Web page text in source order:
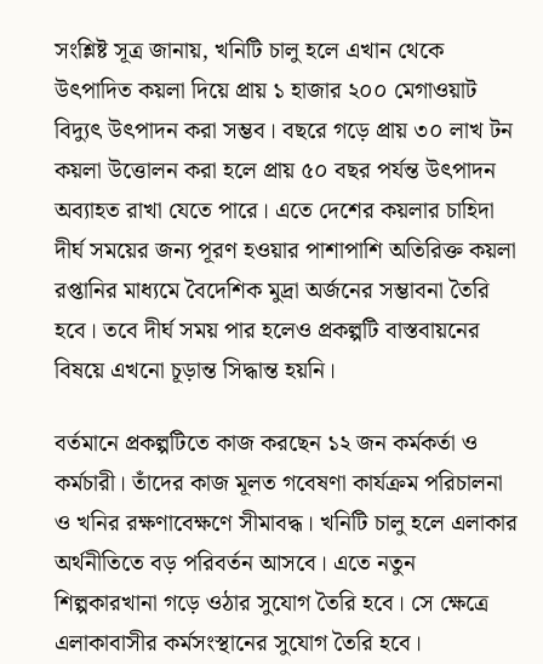
সংশ্লিষ্ট সূত্র জানায়, খনিটি চালু হলে এখান থেকে
উৎপাদিত কয়লা দিয়ে প্রায় ১ হাজার ২০০ মেগাওয়াট
বিদ্যুৎ উৎপাদন করা সম্ভব। বছরে গড়ে প্রায় ৩০ লাখ টন
কয়লা উত্তোলন করা হলে প্রায় ৫০ বছর পর্যন্ত উৎপাদন
অব্যাহত রাখা যেতে পারে। এতে দেশের কয়লার চাহিদা
দীর্ঘ সময়ের জন্য পূরণ হওয়ার পাশাপাশি অতিরিক্ত কয়লা
রপ্তানির মাধ্যমে বৈদেশিক মুদ্রা অর্জনের সম্ভাবনা তৈরি
হবে। তবে দীর্ঘ সময় পার হলেও প্রকল্পটি বাস্তবায়নের
বিষয়ে এখনো চূড়ান্ত সিদ্ধান্ত হয়নি।
বর্তমানে প্রকল্পটিতে কাজ করছেন ১২ জন কর্মকর্তা ও
কর্মচারী। তাঁদের কাজ মূলত গবেষণা কার্যক্রম পরিচালনা
ও খনির রক্ষণাবেক্ষণে সীমাবদ্ধ। খনিটি চালু হলে এলাকার
অর্থনীতিতে বড় পরিবর্তন আসবে। এতে নতুন
শিল্পকারখানা গড়ে ওঠার সুযোগ তৈরি হবে। সে ক্ষেত্রে
এলাকাবাসীর কর্মসংস্থানের সুযোগ তৈরি হবে।